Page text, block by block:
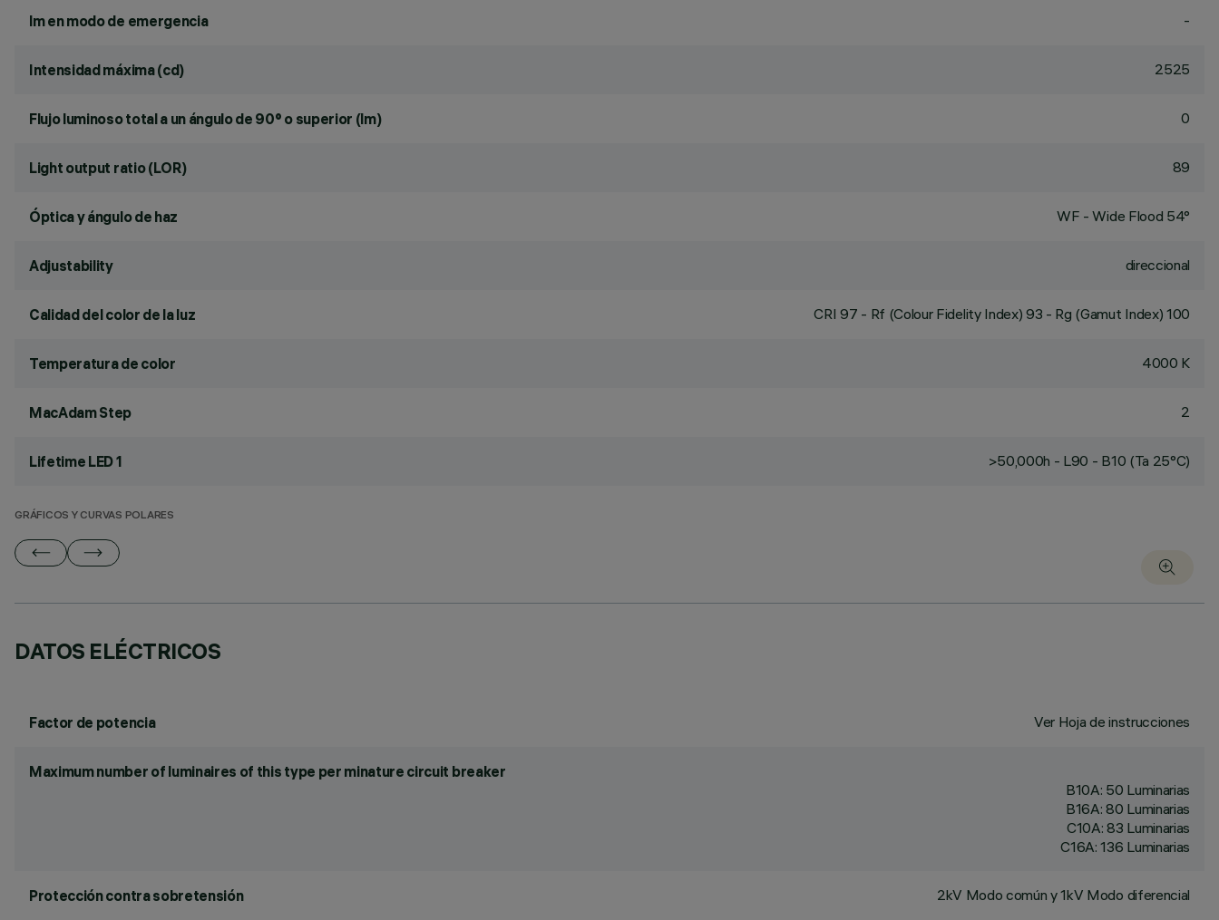
lm en modo de emergencia -
Intensidad máxima (cd) 2525
Flujo luminoso total a un ángulo de 90° o superior (lm) 0
Light output ratio (LOR) 89
Óptica y ángulo de haz WF - Wide Flood 54°
Adjustability direccional
Calidad del color de la luz CRI97 - Rf (Colour Fidelity Index) 93 - Rg (Gamut Index) 100
Temperatura de color 4000 K
MacAdam Step 2
Lifetime LED 1 >50,000h - L90 - B10 (Ta 25°C)
GRÁFICOS Y CURVAS POLARES
DATOS ELÉCTRICOS
Factor de potencia Ver Hoja de instrucciones
Maximum number of luminaires of this type per minature circuit breaker
B10A: 50 Luminarias
B16A: 80 Luminarias
C10A: 83 Luminarias
C16A: 136 Luminarias
Protección contra sobretensión 2kV Modo común y 1kV Modo diferencial